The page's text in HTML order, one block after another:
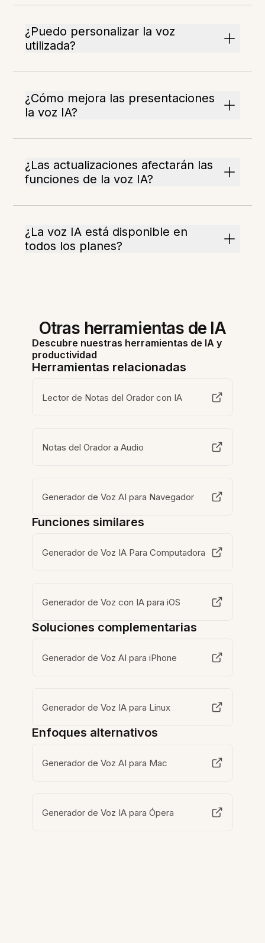
¿Puedo personalizar la voz
utilizada?
¿Cómo mejora las presentaciones
la voz IA?
¿Las actualizaciones afectarán las
funciones de la voz IA?
¿La voz IA está disponible en
todos los planes?
Otras herramientas de IA
Descubre nuestras herramientas de IA y
productividad
Herramientas relacionadas
Lector de Notas del Orador con IA
Notas del Orador a Audio
Generador de Voz AI para Navegador
Funciones similares
Generador de Voz IA Para Computadora
Generador de Voz con IA para iOS
Soluciones complementarias
Generador de Voz AI para iPhone
Generador de Voz IA para Linux
Enfoques alternativos
Generador de Voz AI para Mac
Generador de Voz IA para Ópera